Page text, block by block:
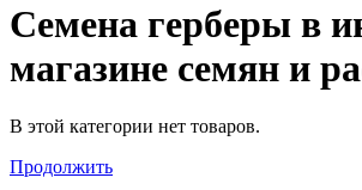
Семена герберы в
магазине семян и
В этой категории нет товаров.
Продолжить